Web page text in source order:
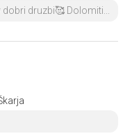
druzbi🥰 Dolomiti...